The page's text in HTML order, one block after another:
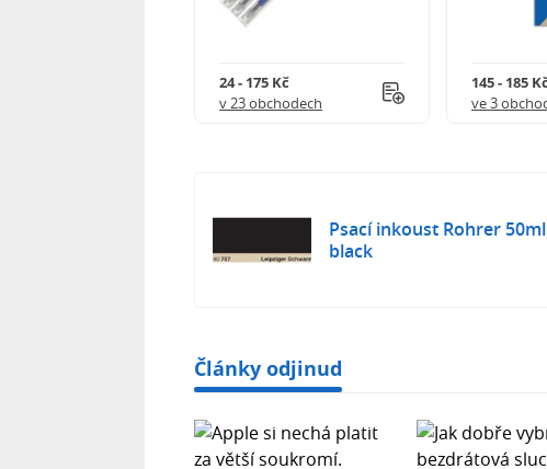
24 - 175 Kč
v 23 obchodech
145 - 185
ve 3
Psací inkoust Rohrer
black
Články odjinud